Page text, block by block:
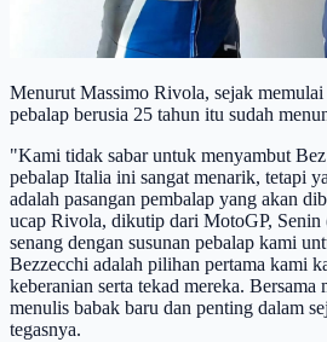
Menurut Massimo Rivola, sejak
pebalap berusia 25 tahun itu sudah
"Kami tidak sabar untuk menyambut
pebalap Italia ini sangat menarik, tetapi
adalah pasangan pembalap yang akan
ucap Rivola, dikutip dari MotoGP, Senin
senang dengan susunan pebalap kami
Bezzecchi adalah pilihan pertama kami
keberanian serta tekad mereka. Bersama
menulis babak baru dan penting dalam
tegasnya.